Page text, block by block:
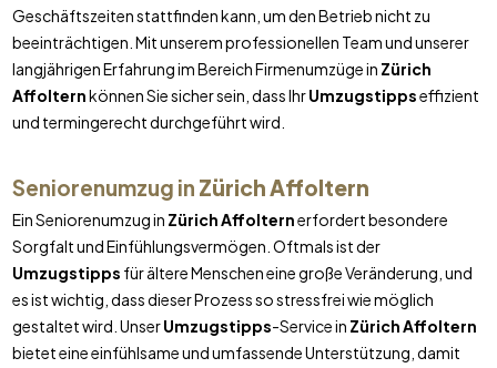
Geschäftszeiten stattfinden kann, um den Betrieb nicht zu
beeinträchtigen. Mit unserem professionellen Team und unserer
langjährigen Erfahrung im Bereich Firmenumzüge in Zürich
Affolternkönnen Sie sicher sein, dass IhrUmzugstippseffizient
und termingerecht durchgeführt wird.
Seniorenumzug in Zürich Affoltern
Ein Seniorenumzug in Zürich Affolternerfordert besondere
Sorgfalt und Einfühlungsvermögen. Oftmals ist der
Umzugstipps für ältere Menschen eine große Veränderung, und
es ist wichtig, dass dieser Prozess so stressfrei wie möglich
gestaltet wird. UnserUmzugstipps-Service in Zürich Affoltern
bietet eine einfühlsame und umfassende Unterstützung, damit